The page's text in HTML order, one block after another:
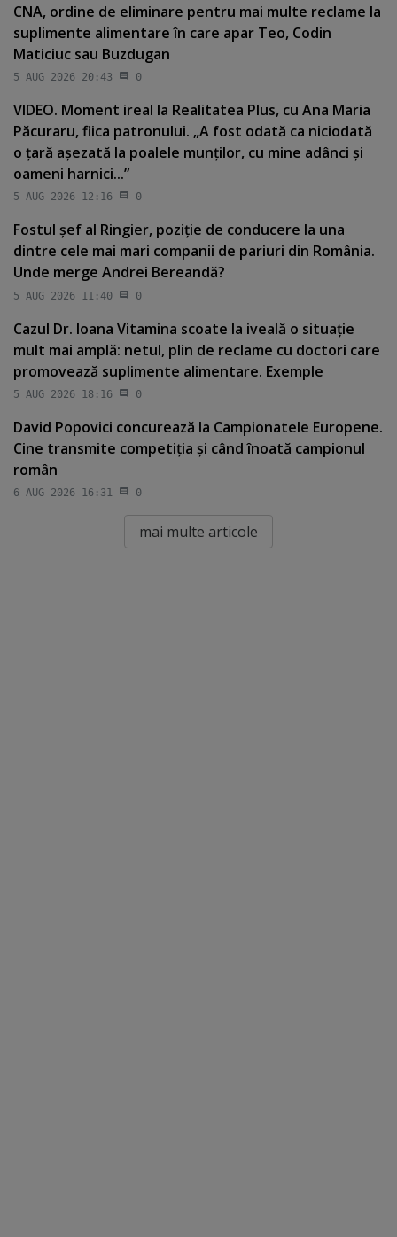
CNA, ordine de eliminare pentru mai multe reclame la
suplimente alimentare în care apar Teo, Codin
Maticiuc sau Buzdugan
5 AUG 2026 20:43 0
VIDEO. Moment ireal la Realitatea Plus, cu Ana Maria
Păcuraru, fiica patronului. „A fost odată ca niciodată
o ţară aşezată la poalele munţilor, cu mine adânci şi
oameni harnici...”
5 AUG 2026 12:16 0
Fostul şef al Ringier, poziţie de conducere la una
dintre cele mai mari companii de pariuri din România.
Unde merge Andrei Bereandă?
5 AUG 2026 11:40 0
Cazul Dr. Ioana Vitamina scoate la iveală o situaţie
mult mai amplă: netul, plin de reclame cu doctori care
promovează suplimente alimentare. Exemple
5 AUG 2026 18:16 0
David Popovici concurează la Campionatele Europene.
Cine transmite competiţia şi când înoată campionul
român
6 AUG 2026 16:31 0
mai multe articole